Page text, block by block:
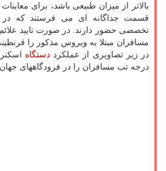
بالاتر از میزان طبیعی باشد، برای
قسمت جداگانه ای می فرستند كه در
تخصصی حضور دارند. در صورت تایید
مسافران مبتلا به ویروس مذكور را
در زیر تصاویری از عملكرد دستگاه
درجه تب مسافران را در فرودگاههای